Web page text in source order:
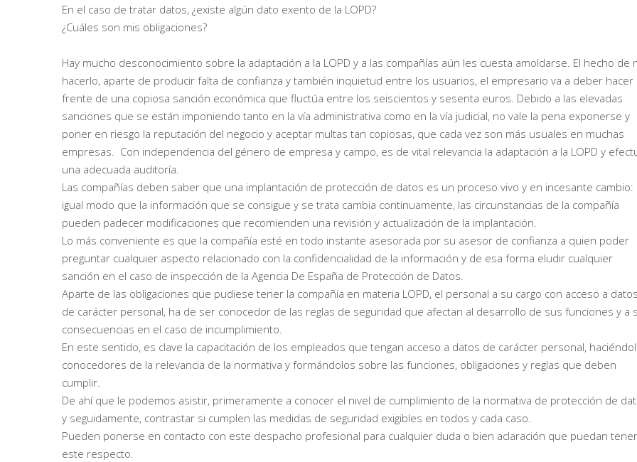
En el caso de tratar datos, ¿existe algún dato exento de la LOPD?
¿Cuáles son mis obligaciones?
Hay mucho desconocimiento sobre la adaptación a la LOPD y a las compañías aún les cuesta amoldarse. El hecho de
hacerlo, aparte de producir falta de confianza y también inquietud entre los usuarios, el empresario va a deber hacer
frente de una copiosa sanción económica que fluctúa entre los seiscientos y sesenta euros. Debido a las elevadas
sanciones que se están imponiendo tanto en la vía administrativa como en la vía judicial, no vale la pena exponerse y
poner en riesgo la reputación del negocio y aceptar multas tan copiosas, que cada vez son más usuales en muchas
empresas. Con independencia del género de empresa y campo, es de vital relevancia la adaptación a la LOPD y
una adecuada auditoría.
Las compañías deben saber que una implantación de protección de datos es un proceso vivo y en incesante cambio:
igual modo que la información que se consigue y se trata cambia continuamente, las circunstancias de la compañía
pueden padecer modificaciones que recomienden una revisión y actualización de la implantación.
Lo más conveniente es que la compañía esté en todo instante asesorada por su asesor de confianza a quien poder
preguntar cualquier aspecto relacionado con la confidencialidad de la información y de esa forma eludir cualquier
sanción en el caso de inspección de la Agencia De España de Protección de Datos.
Aparte de las obligaciones que pudiese tener la compañía en materia LOPD, el personal a su cargo con acceso a datos
de carácter personal, ha de ser conocedor de las reglas de seguridad que afectan al desarrollo de sus funciones y a
consecuencias en el caso de incumplimiento.
En este sentido, es clave la capacitación de los empleados que tengan acceso a datos de carácter personal,
conocedores de la relevancia de la normativa y formándolos sobre las funciones, obligaciones y reglas que deben
cumplir.
De ahí que le podemos asistir, primeramente a conocer el nivel de cumplimiento de la normativa de protección de
y seguidamente, contrastar si cumplen las medidas de seguridad exigibles en todos y cada caso.
Pueden ponerse en contacto con este despacho profesional para cualquier duda o bien aclaración que puedan
este respecto.